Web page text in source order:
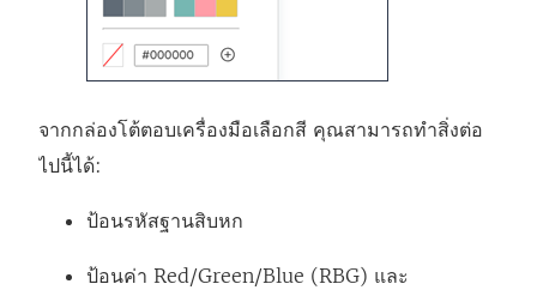
จากกล่องโต้ตอบเครื่องมือเลือกสี คุณสามารถทําสิ่งต่อ
ไปนี้ได้:
ป้อนรหัสฐานสิบหก
ป้อนค่า Red/Green/Blue (RBG) และ